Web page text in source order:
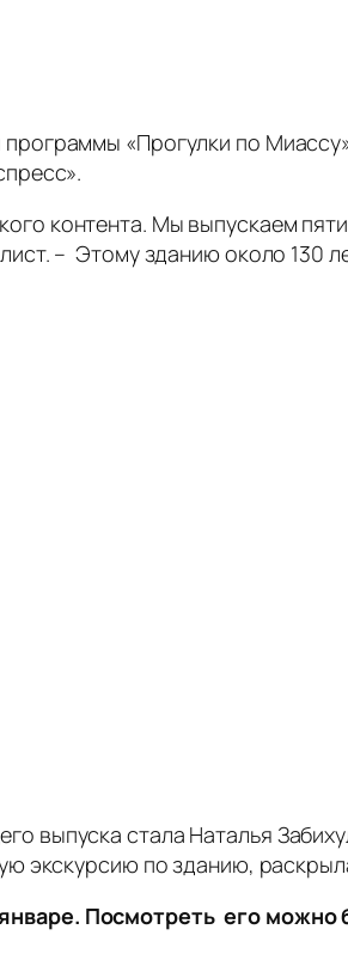
«Прогулки по
контента. Мы выпускаем
– Этому зданию около 130
выпуска стала Наталья
экскурсию по зданию,
Посмотреть его можно